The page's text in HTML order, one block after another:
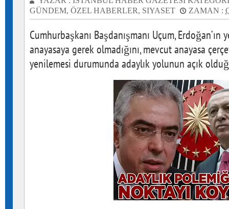
GÜNDEM, ÖZEL HABERLER, SIYASET ZAMAN :
Cumhurbaşkanı Başdanışmanı Uçum,
anayasaya gerek olmadığını, mevcut anayasa
yenilemesi durumunda adaylık yolunun açık